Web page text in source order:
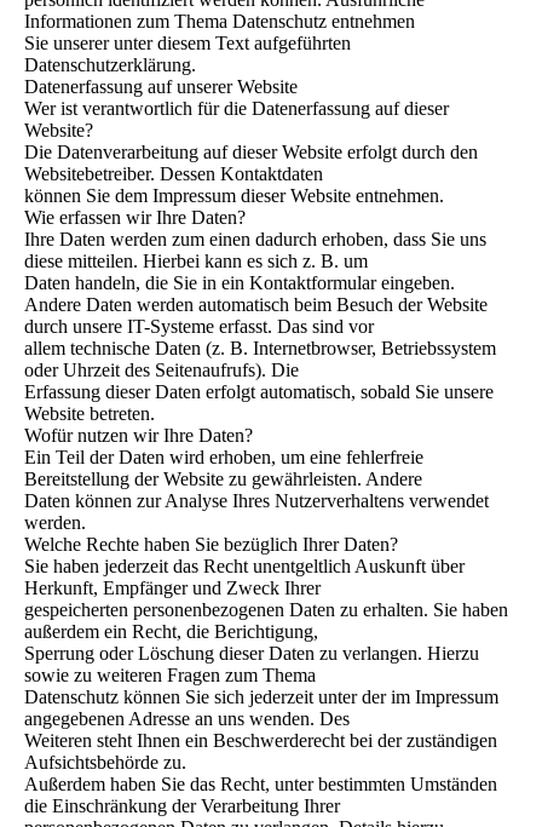
Informationen zum Thema Datenschutz entnehmen
Sie unserer unter diesem Text aufgeführten
Datenschutzerklärung.
Datenerfassung auf unserer Website
Wer ist verantwortlich für die Datenerfassung auf dieser
Website?
Die Datenverarbeitung auf dieser Website erfolgt durch den
Websitebetreiber. Dessen Kontaktdaten
können Sie dem Impressum dieser Website entnehmen.
Wie erfassen wir Ihre Daten?
Ihre Daten werden zum einen dadurch erhoben, dass Sie uns
diese mitteilen. Hierbei kann es sich z. B. um
Daten handeln, die Sie in ein Kontaktformular eingeben.
Andere Daten werden automatisch beim Besuch der Website
durch unsere IT-Systeme erfasst. Das sind vor
allem technische Daten (z. B. Internetbrowser, Betriebssystem
oder Uhrzeit des Seitenaufrufs). Die
Erfassung dieser Daten erfolgt automatisch, sobald Sie unsere
Website betreten.
Wofür nutzen wir Ihre Daten?
Ein Teil der Daten wird erhoben, um eine fehlerfreie
Bereitstellung der Website zu gewährleisten. Andere
Daten können zur Analyse Ihres Nutzerverhaltens verwendet
werden.
Welche Rechte haben Sie bezüglich Ihrer Daten?
Sie haben jederzeit das Recht unentgeltlich Auskunft über
Herkunft, Empfänger und Zweck Ihrer
gespeicherten personenbezogenen Daten zu erhalten. Sie haben
außerdem ein Recht, die Berichtigung,
Sperrung oder Löschung dieser Daten zu verlangen. Hierzu
sowie zu weiteren Fragen zum Thema
Datenschutz können Sie sich jederzeit unter der im Impressum
angegebenen Adresse an uns wenden. Des
Weiteren steht Ihnen ein Beschwerderecht bei der zuständigen
Aufsichtsbehörde zu.
Außerdem haben Sie das Recht, unter bestimmten Umständen
die Einschränkung der Verarbeitung Ihrer